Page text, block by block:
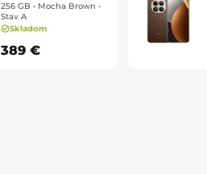
256 GB • Mocha Brown •
Stav A
Skladom
389 €